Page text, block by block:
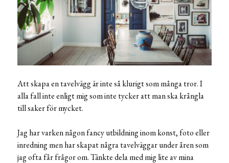
Att skapa en tavelvägg är inte så klurigt som många tror. I
alla fall inte enligt mig som inte tycker att man ska krångla
till saker för mycket.
Jag har varken någon fancy utbildning inom konst, foto eller
inredning men har skapat några tavelväggar under åren som
jag ofta får frågor om. Tänkte dela med mig lite av mina